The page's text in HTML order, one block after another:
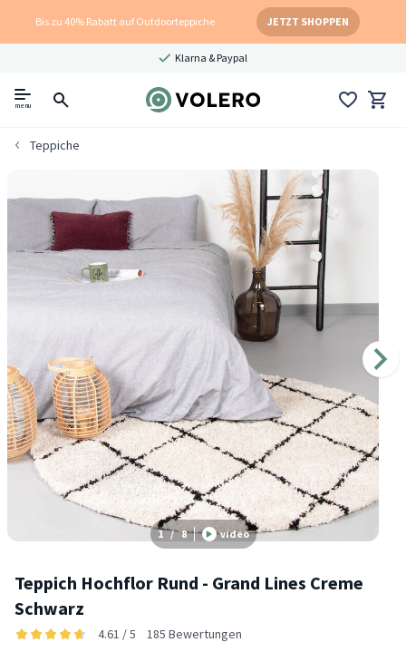
Bis zu 40% Rabatt auf Outdoorteppiche JETZT SHOPPEN
Klarna & Paypal
menu
Teppiche
1 / 8 video
Teppich Hochflor Rund - Grand Lines Creme
Schwarz
4.61 / 5 185 Bewertungen